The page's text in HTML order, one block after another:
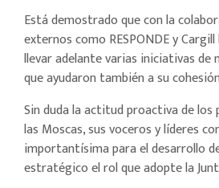
Está demostrado que con la
externos como RESPONDE y
llevar adelante varias iniciativas de
que ayudaron también a su
Sin duda la actitud proactiva de los
las Moscas, sus voceros y líderes
importantísima para el desarrollo
estratégico el rol que adopte la